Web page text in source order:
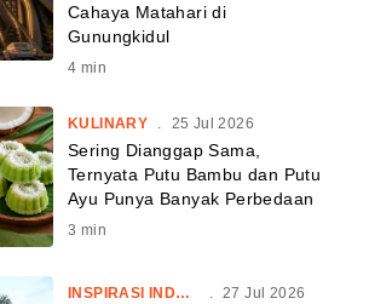
Cahaya Matahari di
Gunungkidul
4 min
KULINARY . 25 Jul 2026
Sering Dianggap Sama,
Ternyata Putu Bambu dan Putu
Ayu Punya Banyak Perbedaan
3 min
INSPIRASI INDONESIA . 27 Jul 2026